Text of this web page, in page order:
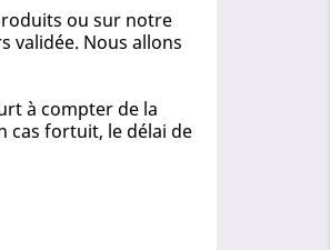
ou sur notre
validée. Nous allons
à compter de la
cas fortuit, le délai de